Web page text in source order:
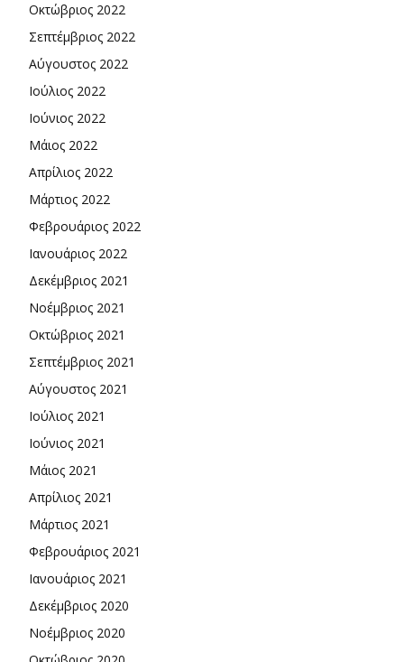
Οκτώβριος 2022
Σεπτέμβριος 2022
Αύγουστος 2022
Ιούλιος 2022
Ιούνιος 2022
Μάιος 2022
Απρίλιος 2022
Μάρτιος 2022
Φεβρουάριος 2022
Ιανουάριος 2022
Δεκέμβριος 2021
Νοέμβριος 2021
Οκτώβριος 2021
Σεπτέμβριος 2021
Αύγουστος 2021
Ιούλιος 2021
Ιούνιος 2021
Μάιος 2021
Απρίλιος 2021
Μάρτιος 2021
Φεβρουάριος 2021
Ιανουάριος 2021
Δεκέμβριος 2020
Νοέμβριος 2020